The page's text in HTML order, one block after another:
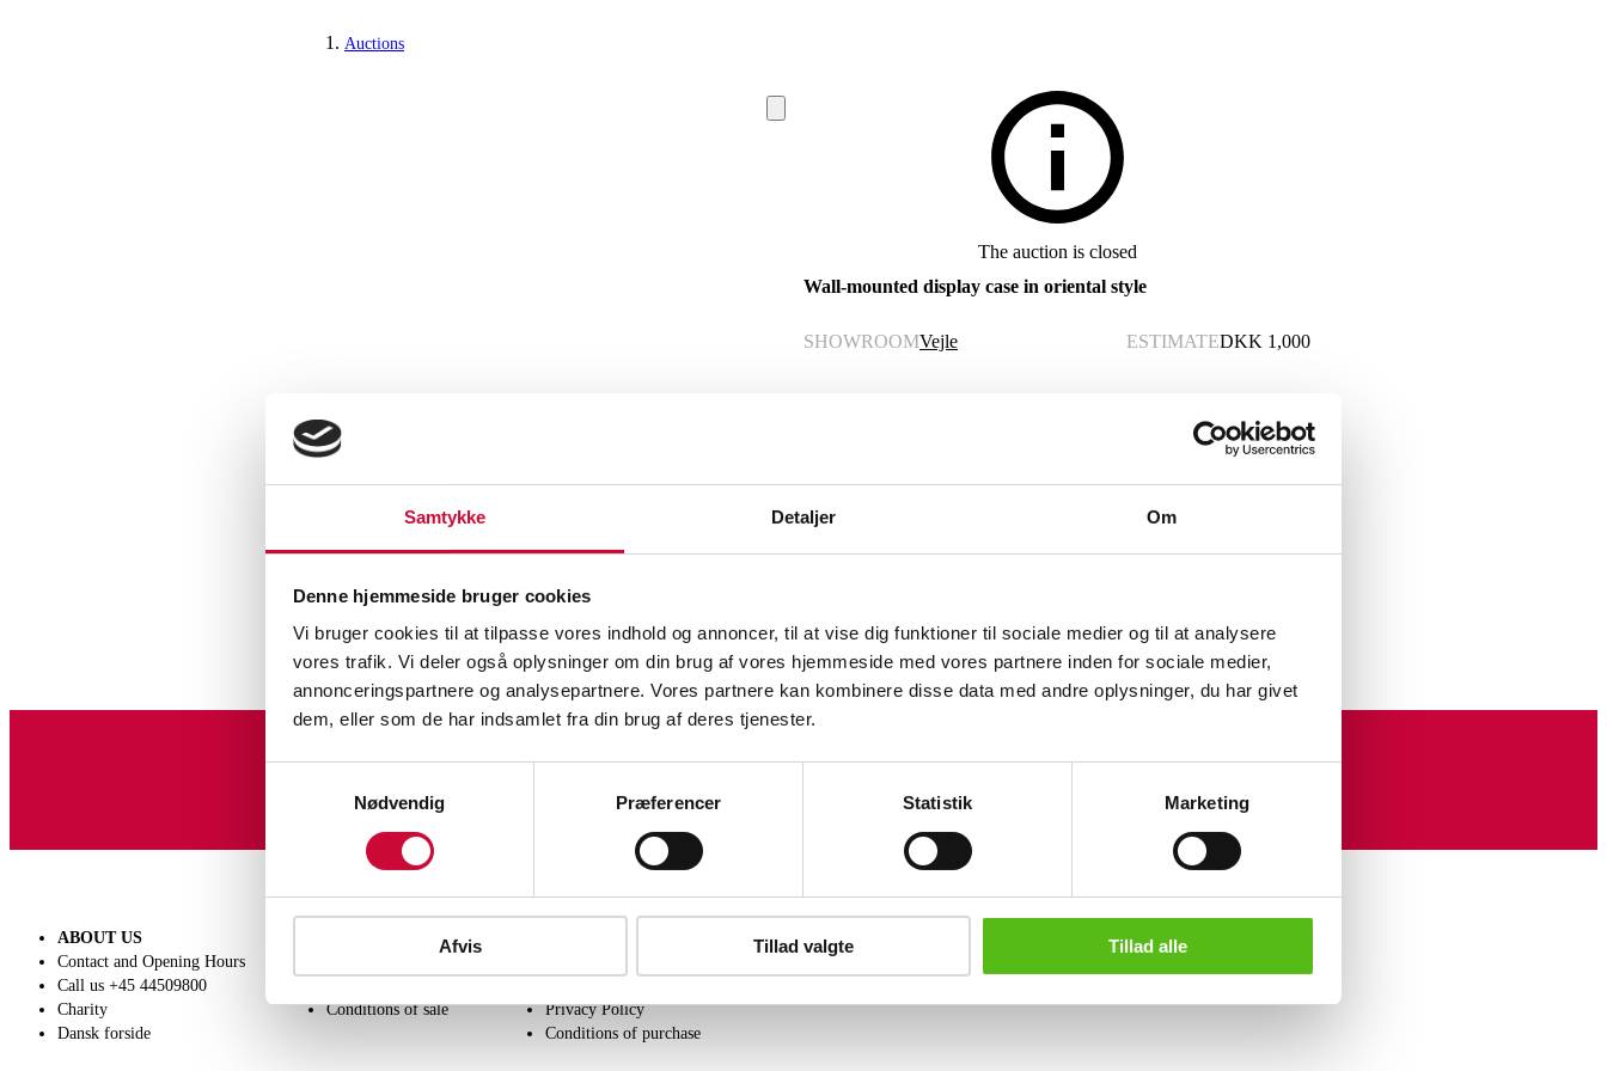
Samtykke Detaljer Om
Denne hjemmeside bruger cookies
Vi bruger cookies til at tilpasse vores indhold og annoncer, til at vise dig funktioner til sociale medier og til at analysere
vores trafik. Vi deler også oplysninger om din brug af vores hjemmeside med vores partnere inden for sociale medier,
annonceringspartnere og analysepartnere. Vores partnere kan kombinere disse data med andre oplysninger, du har givet
dem, eller som de har indsamlet fra din brug af deres tjenester.
Nødvendig
Præferencer Statistik Marketing
Afvis Tillad valgte Tillad alle
Auctions
The auction is closed
Wall-mounted display case in oriental style
SHOWROOMVejle ESTIMATEDKK 1,000
Automatic translation from Danish.
wear.
Similar lots
ABOUT US
Contact and Opening Hours
Call us +45 44509800
Charity
Dansk forside
Conditions of sale
Privacy Policy
Conditions of purchase